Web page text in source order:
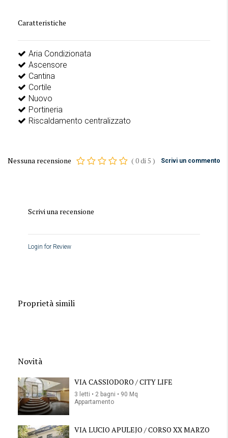
Caratteristiche
Aria Condizionata
Ascensore
Cantina
Cortile
Nuovo
Portineria
Riscaldamento centralizzato
Nessuna recensione (0di5 ) Scrivi un commento
Scrivi una recensione
Login for Review
Proprietà simili
Novità
VIA CASSIODORO / CITY LIFE
3 letti • 2 bagni • 90 Mq
Appartamento
VIA LUCIO APULEJO / CORSO XX MARZO